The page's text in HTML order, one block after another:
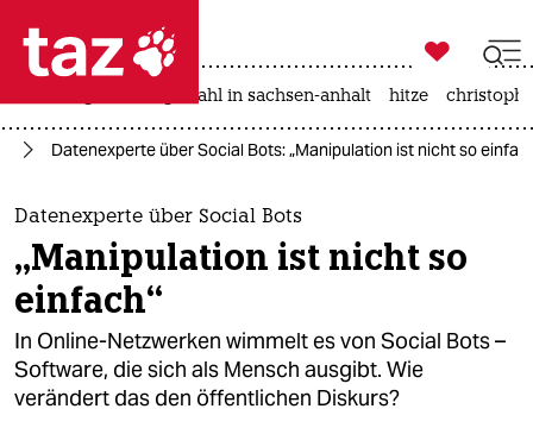
 taz zahl ich
taz zahl ich
themen
politik
öko
gesellschaft

taz zahl ich
landtagswahl in sachsen-anhalt hitze
Datenexperte über Social Bots: „Manipulation ist nicht so
Datenexperte über Social Bots
„Manipulation ist nicht so
einfach“
In Online-Netzwerken wimmelt es von Social Bots –
Software, die sich als Mensch ausgibt. Wie
verändert das den öffentlichen Diskurs?